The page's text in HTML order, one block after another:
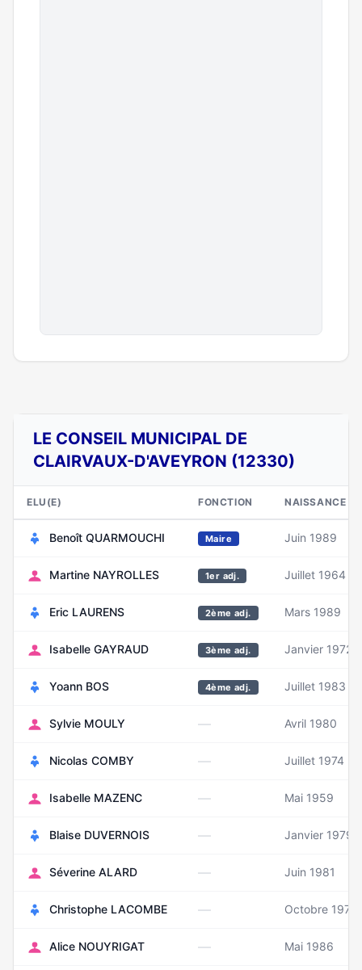
LE CONSEIL MUNICIPAL DE
CLAIRVAUX-D'AVEYRON (12330)
ELU(E) FONCTION NAISSANCE
Benoît QUARMOUCHI Maire Juin 1989
Martine NAYROLLES 1er adj. Juillet 1964
Eric LAURENS 2ème adj. Mars 1989
Isabelle GAYRAUD 3ème adj. Janvier 1972
Yoann BOS 4ème adj. Juillet 1983
Sylvie MOULY — Avril 1980
Nicolas COMBY — Juillet 1974
Isabelle MAZENC — Mai 1959
Blaise DUVERNOIS — Janvier 1979
Séverine ALARD — Juin 1981
Christophe LACOMBE — Octobre 1973
Alice NOUYRIGAT — Mai 1986